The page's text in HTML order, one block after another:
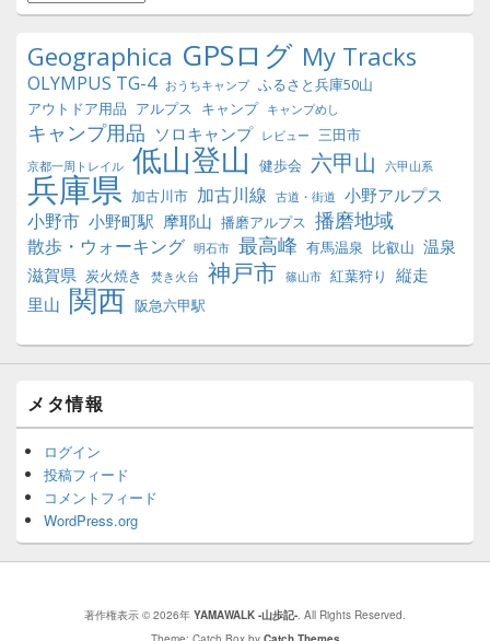
Geographica GPSログ My Tracks
OLYMPUS TG-4 おうちキャンプ ふるさと兵庫50山
アウトドア用品 アルプス キャンプ キャンプめし
キャンプ用品 ソロキャンプ レビュー 三田市
京都一周トレイル 低山登山 健歩会 六甲山 六甲山系
兵庫県 加古川市 加古川線 古道・街道 小野アルプス
小野市 小野町駅 摩耶山 播磨アルプス 播磨地域
散歩・ウォーキング 明石市 最高峰 有馬温泉 比叡山 温泉
滋賀県 炭火焼き 焚き火台 神戸市 篠山市 紅葉狩り
縦走
里山 関西 阪急六甲駅
メタ情報
ログイン
投稿フィード
コメントフィード
WordPress.org
著作権表示 © 2026年 YAMAWALK -山歩記-. All Rights Reserved.